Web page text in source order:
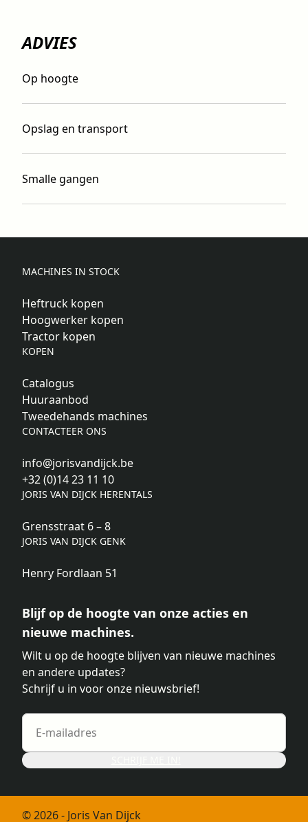
ADVIES
Op hoogte
Opslag en transport
Smalle gangen
MACHINES IN STOCK
Heftruck kopen
Hoogwerker kopen
Tractor kopen
KOPEN
Catalogus
Huuraanbod
Tweedehands machines
CONTACTEER ONS
info@jorisvandijck.be
+32 (0)14 23 11 10
JORIS VAN DIJCK HERENTALS
Grensstraat 6 – 8
JORIS VAN DIJCK GENK
Henry Fordlaan 51
Blijf op de hoogte van onze acties en
nieuwe machines.
Wilt u op de hoogte blijven van nieuwe machines
en andere updates?
Schrijf u in voor onze nieuwsbrief!
© 2026 - Joris Van Dijck